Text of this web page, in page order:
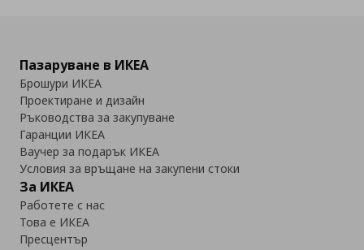
Пазаруване в ИКЕА
Брошури ИКЕА
Проектиране и дизайн
Ръководства за закупуване
Гаранции ИКЕА
Ваучер за подарък ИКЕА
Условия за връщане на закупени стоки
За ИКЕА
Работете с нас
Това е ИКЕА
Пресцентър